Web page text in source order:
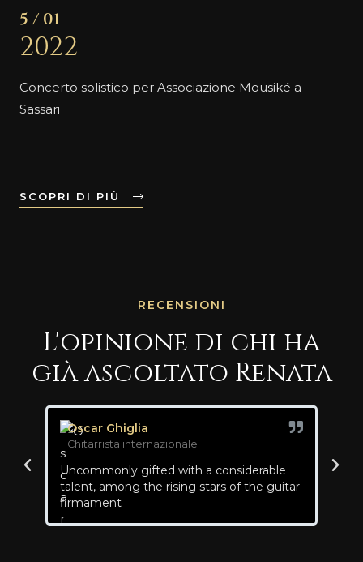
Concerto solistico per Associazione Mousiké a
Sassari
5 / 01
2022
SCOPRI DI PIÙ
RECENSIONI
L'opinione di chi ha
già ascoltato Renata
Oscar Ghiglia
Chitarrista internazionale
Uncommonly gifted with a considerable
talent, among the rising stars of the guitar
firmament